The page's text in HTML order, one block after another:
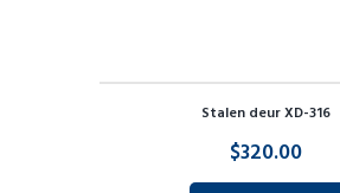
Stalen deur XD-316
$320.00